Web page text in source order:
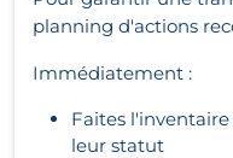
planning d'actions
Immédiatement :
Faites
leur statut